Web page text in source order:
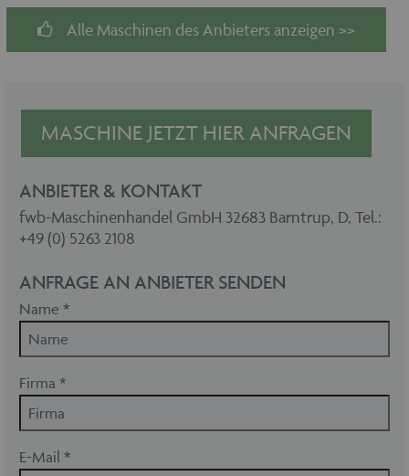
Alle Maschinen des Anbieters anzeigen >>
MASCHINE JETZT HIER ANFRAGEN
ANBIETER & KONTAKT
fwb-Maschinenhandel GmbH 32683 Barntrup, D, Tel.:
+49 (0) 5263 2108
ANFRAGE AN ANBIETER SENDEN
Name *
Firma *
E-Mail *